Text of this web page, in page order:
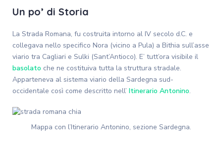
Un po’ di Storia
La Strada Romana, fu costruita intorno al IV secolo d.C. e
collegava nello specifico Nora (vicino a Pula) a Bithia sull’asse
viario tra Cagliari e Sulki (Sant’Antioco). E’ tutt’ora visibile il
basolato che ne costituiva tutta la struttura stradale.
Apparteneva al sistema viario della Sardegna sud-
occidentale così come descritto nell’ Itinerario Antonino.
Mappa con l’Itinerario Antonino, sezione Sardegna.